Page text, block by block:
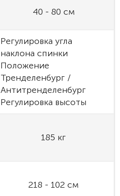
40 - 80 см
Регулировка угла
наклона спинки
Положение
Тренделенбург /
Антитренделенбург
Регулировка высоты
185 кг
218 - 102 см